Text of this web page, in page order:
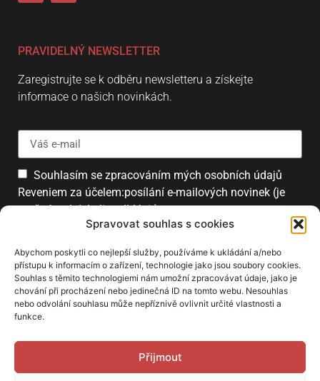
Spravovat souhlas s cookies
Abychom poskytli co nejlepší služby, používáme k ukládání a/nebo
přístupu k informacím o zařízení, technologie jako jsou soubory cookies.
Souhlas s těmito technologiemi nám umožní zpracovávat údaje, jako je
chování při procházení nebo jedinečná ID na tomto webu. Nesouhlas
nebo odvolání souhlasu může nepříznivě ovlivnit určité vlastnosti a
funkce.
Přijmout
PRAVIDELNÝ NEWSLETTER
Zaregistrujte se k odběru newsletteru a získejte
informace o našich novinkách.
Souhlasím se zpracováním mých osobních údajů
Reveniem za účelem:posílání e-mailových novinek (je
možné se kdykoliv odhlásit).
PARTNEŘI